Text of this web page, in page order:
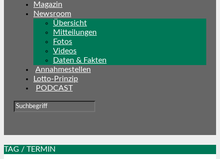
Magazin
Newsroom
Übersicht
Mitteilungen
Fotos
Videos
Daten & Fakten
Annahmestellen
Lotto-Prinzip
PODCAST
TAG / TERMIN